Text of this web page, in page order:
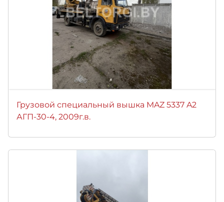
Грузовой специальный вышка MAZ 5337 A2
АГП-30-4, 2009г.в.